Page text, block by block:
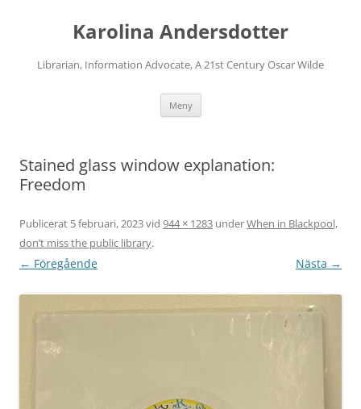
Karolina Andersdotter
Librarian, Information Advocate, A 21st Century Oscar Wilde
Meny Hoppa
innehåll
Stained glass window explanation:
Freedom
Publicerat 5 februari, 2023vid 944 × 1283 underWhen in Blackpool,
don’t miss the public library.
← Föregående Nästa →